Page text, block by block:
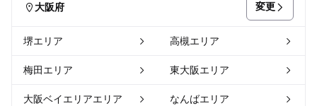
大阪府 変更
堺エリア 高槻エリア
梅田エリア 東大阪エリア
大阪ベイエリアエリア なんばエリア